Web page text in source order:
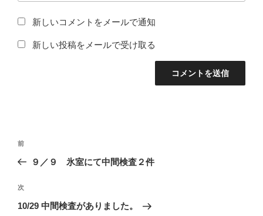
新しいコメントをメールで通知
新しい投稿をメールで受け取る
ビ
ゲ
過
去
投
稿
前
９／９ 氷室にて中間検査２件
次
の
次
10/29 中間検査がありました。